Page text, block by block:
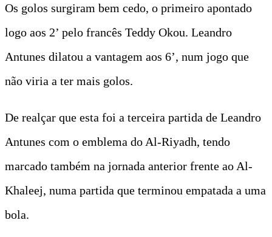
Os golos surgiram bem cedo, o primeiro apontado
logo aos 2’ pelo francês Teddy Okou. Leandro
Antunes dilatou a vantagem aos 6’, num jogo que
não viria a ter mais golos.
De realçar que esta foi a terceira partida de Leandro
Antunes com o emblema do Al-Riyadh, tendo
marcado também na jornada anterior frente ao Al-
Khaleej, numa partida que terminou empatada a uma
bola.